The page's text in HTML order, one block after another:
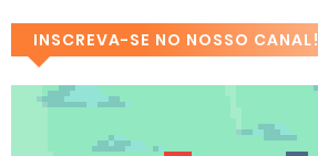
INSCREVA-SE NO NOSSO CANAL!